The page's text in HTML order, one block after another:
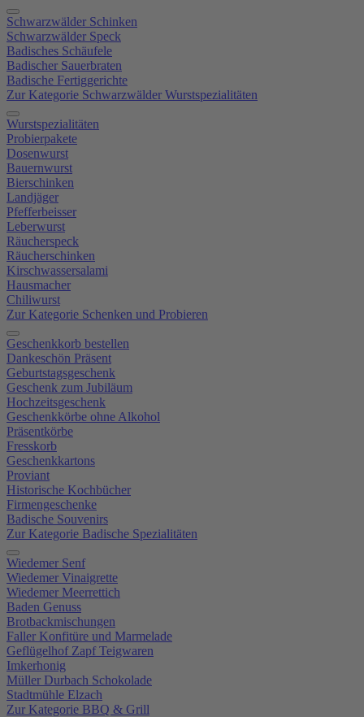
Schwarzwälder Schinken
Schwarzwälder Speck
Badisches Schäufele
Badischer Sauerbraten
Badische Fertiggerichte
Zur Kategorie Schwarzwälder Wurstspezialitäten
Wurstspezialitäten
Probierpakete
Dosenwurst
Bauernwurst
Bierschinken
Landjäger
Pfefferbeisser
Leberwurst
Räucherspeck
Räucherschinken
Kirschwassersalami
Hausmacher
Chiliwurst
Zur Kategorie Schenken und Probieren
Geschenkkorb bestellen
Dankeschön Präsent
Geburtstagsgeschenk
Geschenk zum Jubiläum
Hochzeitsgeschenk
Geschenkkörbe ohne Alkohol
Präsentkörbe
Fresskorb
Geschenkkartons
Proviant
Historische Kochbücher
Firmengeschenke
Badische Souvenirs
Zur Kategorie Badische Spezialitäten
Wiedemer Senf
Wiedemer Vinaigrette
Wiedemer Meerrettich
Baden Genuss
Brotbackmischungen
Faller Konfitüre und Marmelade
Geflügelhof Zapf Teigwaren
Imkerhonig
Müller Durbach Schokolade
Stadtmühle Elzach
Zur Kategorie BBQ & Grill